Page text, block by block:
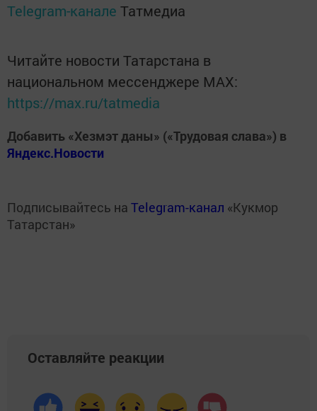
Telegram-канале Татмедиа
Читайте новости Татарстана в
национальном мессенджере MАХ:
https://max.ru/tatmedia
Добавить «Хезмэт даны» («Трудовая слава») в
Яндекс.Новости
Подписывайтесь на Telegram-канал «Кукмор
Татарстан»
Оставляйте реакции